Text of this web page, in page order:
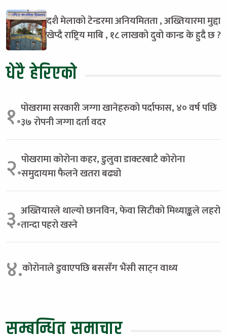
दशै मेलाको टेन्डरमा अनियमितता , अख्तियारमा मुद्दा
खेप्दै राष्ट्रिय माबि , १८ लाखको दुवो कान्ड के हुदै छ ?
धेरै हेरिएको
१.पोखरामा सरकारी जग्गा खानेहरुको पर्दाफास, ४० वर्ष पछि
३७ रोपनी जग्गा दर्ता वदर
२.पोखरामा कोरोना कहर, डुलुवा डाक्टरबाटै कोरोना
समुदायमा फैलने खतरा बढ्यो
३.अख्तियारले थाल्यो छानविन, फेवा सिटीको मिथ्याङ्कले लहरो
तान्दा पहरो खस्ने
४.कोरोनाले डुवाएपछि बससँग भैंसी साट्न वाध्य
सम्बन्धित समाचार